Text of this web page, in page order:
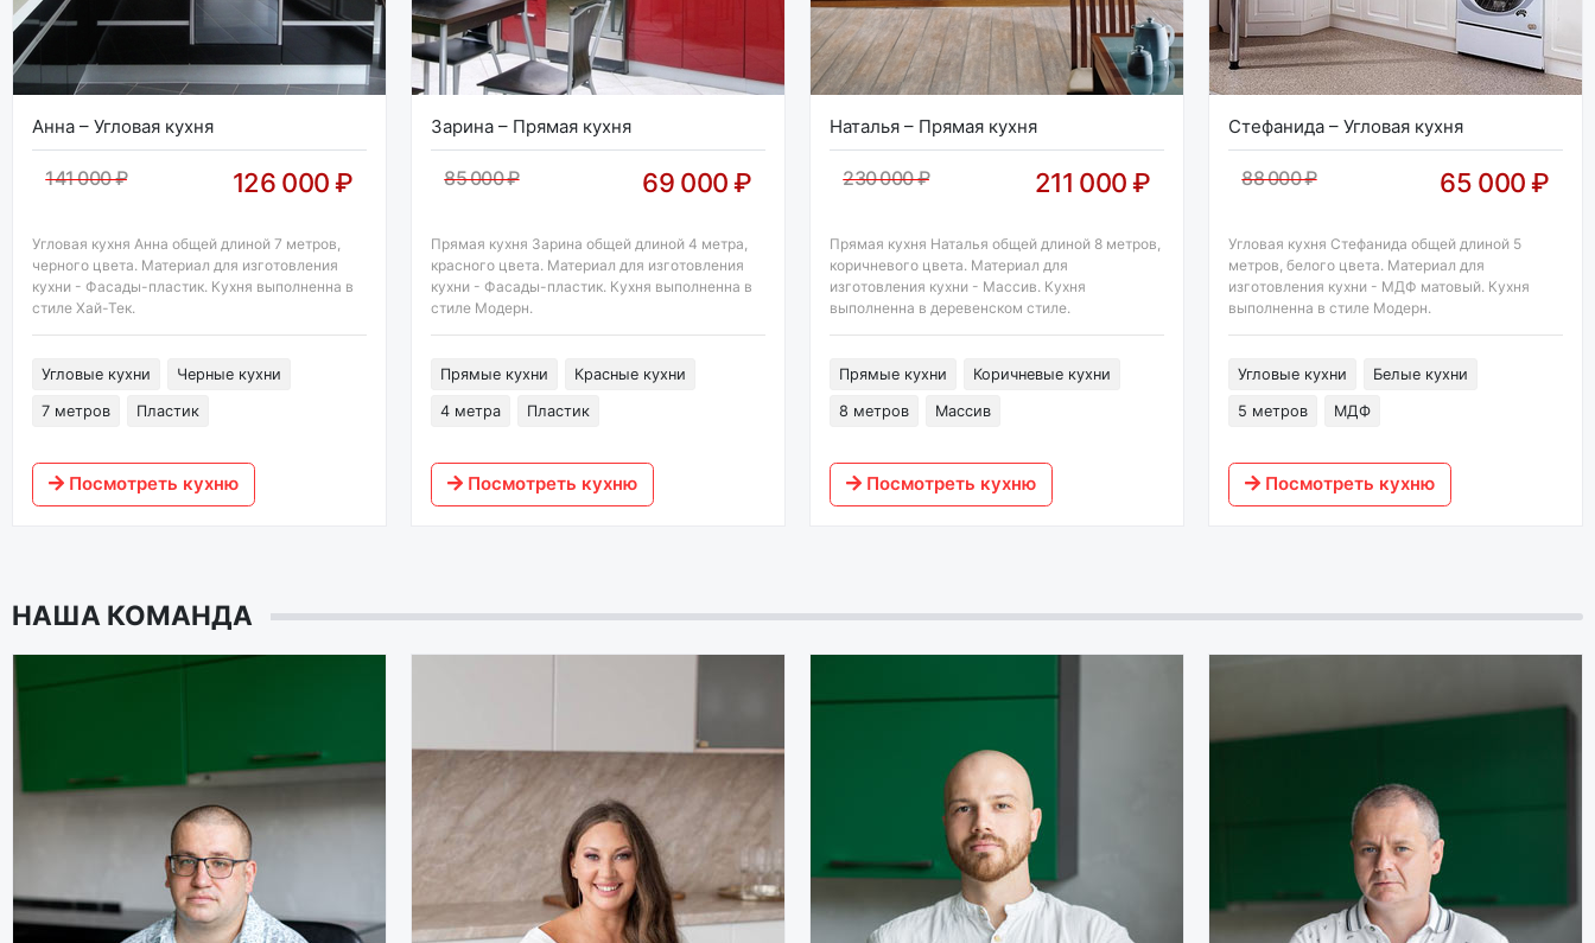
Анна – Угловая кухня
141 000 ₽ 126 000 ₽
Угловая кухня Анна общей длиной 7 метров,
черного цвета. Материал для изготовления
кухни - Фасады-пластик. Кухня выполненна в
стиле Хай-Тек.
Угловые кухни Черные кухни
7 метров Пластик
Посмотреть кухню
Зарина – Прямая кухня
85 000 ₽ 69 000 ₽
Прямая кухня Зарина общей длиной 4 метра,
красного цвета. Материал для изготовления
кухни - Фасады-пластик. Кухня выполненна в
стиле Модерн.
Прямые кухни Красные кухни
4 метра Пластик
Посмотреть кухню
Наталья – Прямая кухня
230 000 ₽ 211 000 ₽
Прямая кухня Наталья общей длиной 8 метров,
коричневого цвета. Материал для
изготовления кухни - Массив. Кухня
выполненна в деревенском стиле.
Прямые кухни Коричневые кухни
8 метров Массив
Посмотреть кухню
Стефанида – Угловая кухня
88 000 ₽ 65 000 ₽
Угловая кухня Стефанида общей длиной 5
метров, белого цвета. Материал для
изготовления кухни - МДФ матовый. Кухня
выполненна в стиле Модерн.
Угловые кухни Белые кухни
5 метров МДФ
Посмотреть кухню
НАША КОМАНДА